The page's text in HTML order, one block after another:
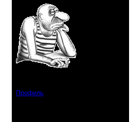
Профиль